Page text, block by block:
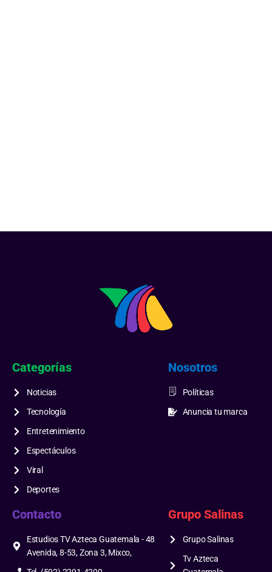
Categorías
Noticias
Tecnología
Entretenimiento
Espectáculos
Viral
Deportes
Nosotros
Políticas
Anuncia tu marca
Contacto
Estudios TV Azteca Guatemala - 48
Avenida, 8-53, Zona 3, Mixco,
Grupo Salinas
Grupo Salinas
Tv Azteca